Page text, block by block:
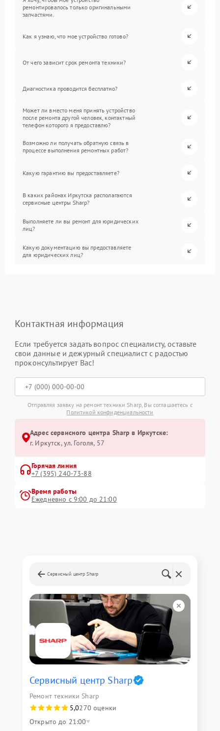
ремонтировалось только оригинальными
запчастями.
Как я узнаю, что мое устройство готово?
От чего зависит срок ремонта техники?
Диагностика проводится бесплатно?
Может ли вместо меня принять устройство
после ремонта другой человек, контактный
телефон которого я предоставлю?
Возможно ли получать обратную связь в
процессе выполнения ремонтных работ?
Какую гарантию вы предоставляете?
В каких районах Иркутска располагаются
сервисные центры Sharp?
Выполняете ли вы ремонт для юридических
лиц?
Какую документацию вы предоставляете
для юридических лиц?
Контактная информация
Если требуется задать вопрос специалисту, оставьте
свои данные и дежурный специалист с радостью
проконсультирует Вас!
Отправляя заявку на ремонт техники Sharp, Вы соглашаетесь с
Политикой конфиденциальности
Адрес сервисного центра Sharp в Иркутске:
г. Иркутск, ул. ​Гоголя, 57
Горячая линия
+7 (395) 240-73-88
Время работы
Ежедневно с 9:00 до 21:00
Сервисный центр Sharp
Сервисный центр Sharp
Ремонт техники Sharp
5,0270 оценки
Открыто до 21:00